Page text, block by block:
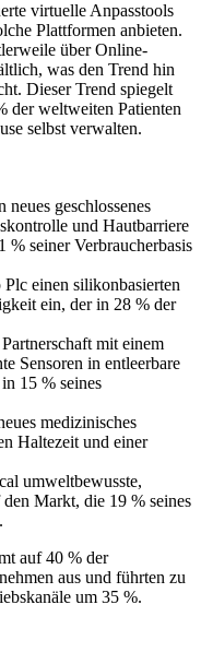
virtuelle Anpasstools
Plattformen anbieten.
über Online-
was den Trend hin
Dieser Trend spiegelt
der weltweiten Patienten
selbst verwalten.
geschlossenes
und Hautbarriere
seiner Verbraucherbasis
einen silikonbasierten
ein, der in 28 % der
mit einem
Sensoren in entleerbare
15 % seines
medizinisches
Haltezeit und einer
umweltbewusste,
Markt, die 19 % seines
auf 40 % der
aus und führten zu
um 35 %.